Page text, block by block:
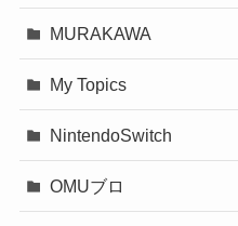
MURAKAWA
My Topics
NintendoSwitch
OMUブロ